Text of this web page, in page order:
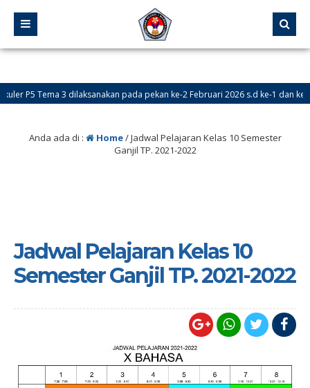
3 dilaksanakan pada pekan ke-2 Februari 2026 s.d ke-1 dan ke-2 Maret
Anda ada di : Home/Jadwal Pelajaran Kelas 10 Semester
Ganjil TP. 2021-2022
Jadwal Pelajaran Kelas 10
Semester Ganjil TP. 2021-2022